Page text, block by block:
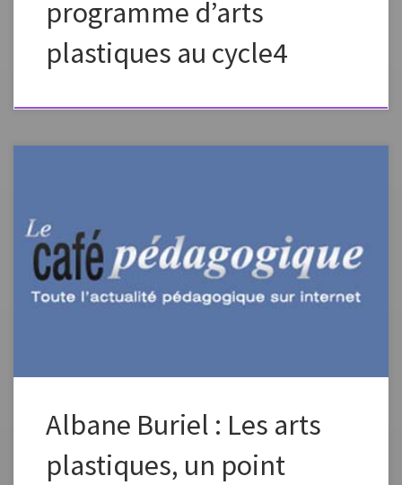
programme d’arts
plastiques au cycle4
Plein écranappuyez sur esc pour sortir du mode plein écran source de
l’article:
http://www.cafepedagogique.net/LEXPRESSO/Pages/2016/03/3103201
6Article635950067539889282.aspx
Albane Buriel : Les arts
plastiques, un point